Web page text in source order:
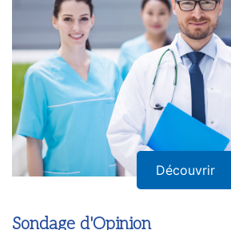
Découvrir
Sondage d'Opinion